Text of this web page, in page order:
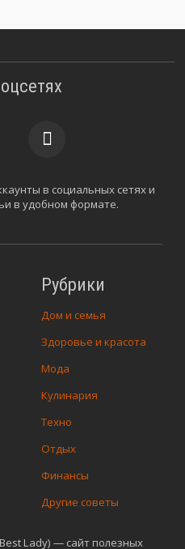
Lady) — сайт полезных
Рубрики
Дом и семья
Здоровье и красота
Мода
Кулинария
Техно
Отдых
Финансы
Другие советы
в социальных сетях и
в удобном формате.